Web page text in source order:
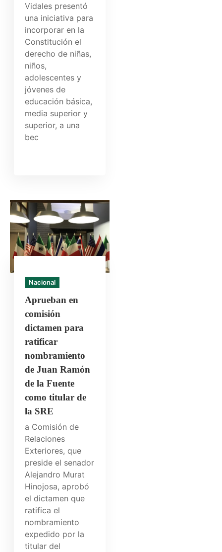
Vidales presentó
una iniciativa para
incorporar en la
Constitución el
derecho de niñas,
niños,
adolescentes y
jóvenes de
educación básica,
media superior y
superior, a una
bec
Nacional
Aprueban en
comisión
dictamen para
ratificar
nombramiento
de Juan Ramón
de la Fuente
como titular de
la SRE
a Comisión de
Relaciones
Exteriores, que
preside el senador
Alejandro Murat
Hinojosa, aprobó
el dictamen que
ratifica el
nombramiento
expedido por la
titular del